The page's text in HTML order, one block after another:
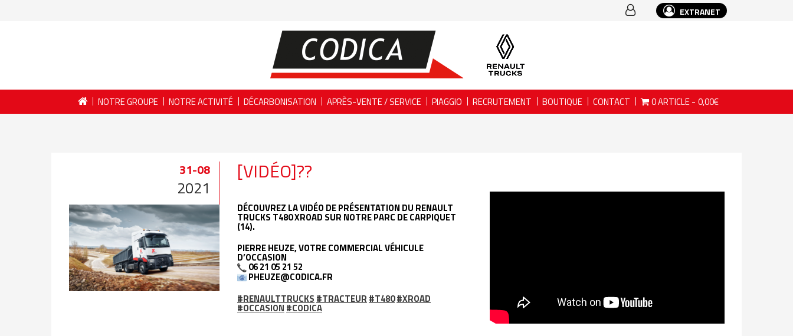
EXTRANET
NOTRE GROUPE NOTRE ACTIVITÉ DÉCARBONISATION APRÈS-VENTE / SERVICE PIAGGIO RECRUTEMENT BOUTIQUE CONTACT 0 ARTICLE 0,00€
31-08
2021
[VIDÉO]??
DÉCOUVREZ LA VIDÉO DE PRÉSENTATION DU RENAULT
TRUCKS T480 XROAD SUR NOTRE PARC DE CARPIQUET
(14).
PIERRE HEUZE, VOTRE COMMERCIAL VÉHICULE
D’OCCASION
06 21 05 21 52
PHEUZE@CODICA.FR
#RENAULTTRUCKS #TRACTEUR #T480#XROAD
#OCCASION #CODICA